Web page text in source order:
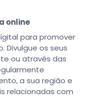
online
para promover
Divulgue os seus
ou através das
a sua região e
relacionadas com